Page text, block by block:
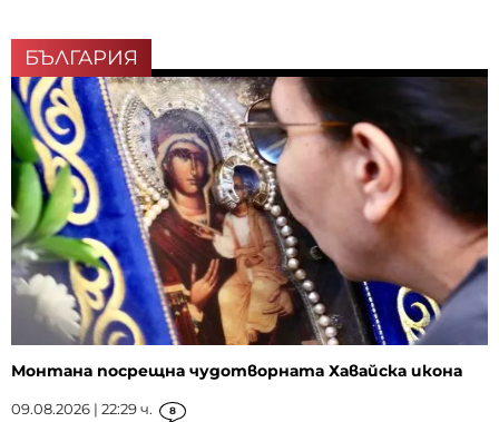
БЪЛГАРИЯ
Монтана посрещна чудотворната Хавайска икона
09.08.2026 | 22:29 ч. 8